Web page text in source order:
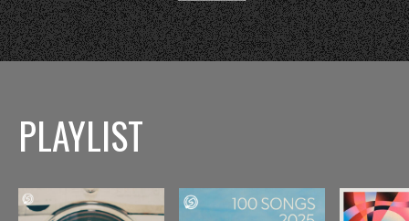
PLAYLIST